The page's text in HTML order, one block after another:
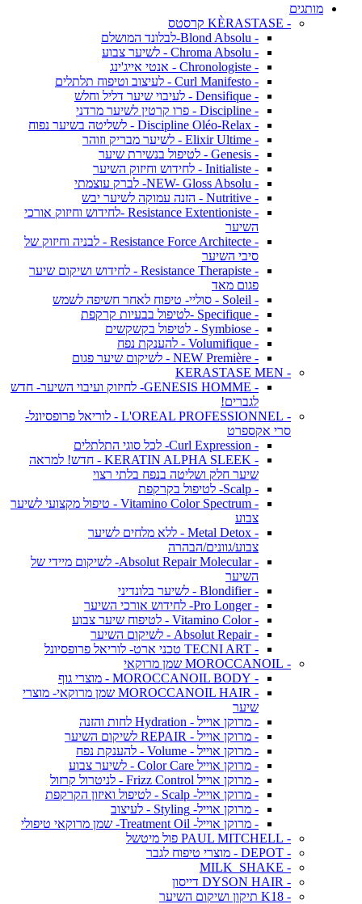
מותגים
- KÈRASTASE קרסטס
- Blond Absolu-לבלונד המושלם
- Chroma Absolu - לשיער צבוע
- Chronologiste - אנטי אייג'ינג
- Curl Manifesto - לעיצוב וטיפוח תלתלים
- Densifique - לעיבוי שיער דליל וחלש
- Discipline - פרו קרטין לשיער מרדני
- Discipline Oléo-Relax - לשליטה בשיער נפוח
- Elixir Ultime - לשיער מבריק וזוהר
- Genesis - לטיפול בנשירת שיער
- Initialiste - לחידוש וחיזוק השיער
- NEW- Gloss Absolu- לברק עוצמתי
- Nutritive - הזנה עמוקה לשיער יבש
- Resistance Extentioniste -לחידוש וחיזוק אורכי
השיער
- Resistance Force Architecte - לבניה וחיזוק של
סיבי השיער
- Resistance Therapiste - לחידוש ושיקום שיער
פגום מאד
- Soleil - סוליי- טיפוח לאחר חשיפה לשמש
- Specifique -לטיפול בבעיות קרקפת
- Symbiose - לטיפול בקשקשים
- Volumifique - להענקת נפח
- NEW Première - לשיקום שיער פגום
- KERASTASE MEN
- GENESIS HOMME- לחיזוק ועיבוי השיער- חדש
לגברים!
- L'OREAL PROFESSIONNEL - לוריאל פרופסיונל-
סרי אקספרט
- Curl Expression- לכל סוגי התלתלים
- KERATIN ALPHA SLEEK - חדש! למראה
שיער חלק ושליטה בנפח בלתי רצוי
- Scalp- לטיפול בקרקפת
- Vitamino Color Spectrum - טיפול מקצועי לשיער
צבוע
- Metal Detox - ללא מלחים לשיער
צבוע/גוונים/הבהרה
- Absolut Repair Molecular- לשיקום מיידי של
השיער
- Blondifier - לשיער בלונדיני
- Pro Longer- לחידוש אורכי השיער
- Vitamino Color - לטיפוח שיער צבוע
- Absolut Repair - לשיקום השיער
- TECNI ART טכני ארט- לוריאל פרופסיונל
- MOROCCANOIL שמן מרוקאי
- MOROCCANOIL BODY - מוצרי גוף
- MOROCCANOIL HAIR שמן מרוקאי- מוצרי
שיער
- מרוקן אוייל - Hydration לחות והזנה
- מרוקן אוייל - REPAIR לשיקום השיער
- מרוקן אוייל - Volume - להענקת נפח
- מרוקן אוייל Color Care - לשיער צבוע
- מרוקן אוייל Frizz Control - לניטרול קרזול
- מרוקן אוייל- Scalp - לטיפול ואיזון הקרקפת
- מרוקן אוייל- Styling - לעיצוב
- מרוקן אוייל- Treatment Oil- שמן מרוקאי טיפולי
- PAUL MITCHELL פול מיטשל
- DEPOT - מוצרי טיפוח לגבר
- MILK_SHAKE
- DYSON HAIR דייסון
- K18 תיקון ושיקום השיער